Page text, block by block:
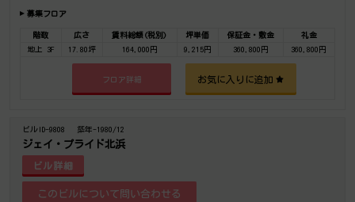
募集フロア
階数 広さ 賃料総額(税別) 坪単価 保証金・敷金
礼金
地上 3F
17.80坪 164,000円 9,215円 360,800円 360,800円
フロア詳細 お気に入りに追加
ビルID-9808 築年-1980/12
ジェイ・プライド北浜
ビル詳細